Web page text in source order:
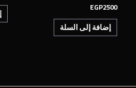
EGP2500
إضافة إلى السلة